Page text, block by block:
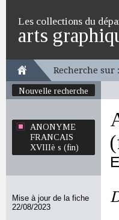
Les collections du
arts
Recherche sur :
Nouvelle recherche
ANONYME
FRANCAIS
XVIIIè s (fin)
Mise à jour de la fiche
22/08/2023